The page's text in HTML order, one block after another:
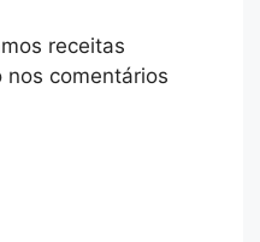
receitas
comentários